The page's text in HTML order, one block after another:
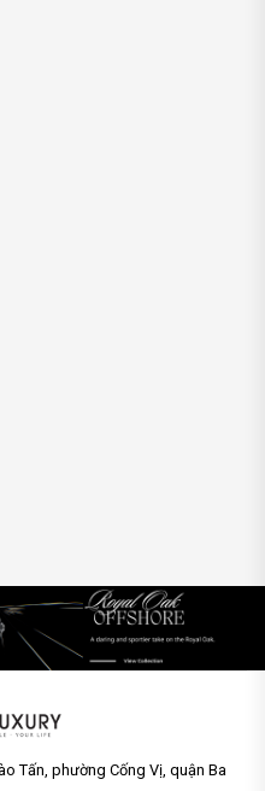
Tấn, phường Cống Vị, quận Ba